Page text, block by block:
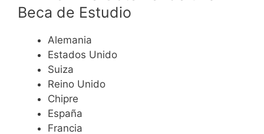
Beca de Estudio
Alemania
Estados Unido
Suiza
Reino Unido
Chipre
España
Francia